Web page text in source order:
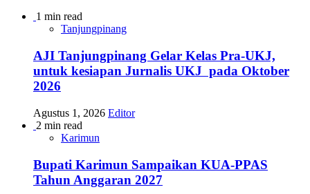
1 min read
Tanjungpinang
AJI Tanjungpinang Gelar Kelas Pra-UKJ,
untuk kesiapan Jurnalis UKJ pada Oktober
2026
Agustus 1, 2026 Editor
2 min read
Karimun
Bupati Karimun Sampaikan KUA-PPAS
Tahun Anggaran 2027